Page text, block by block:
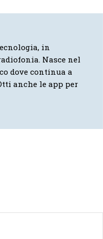
in
Nasce nel
dove continua a
anche le app per